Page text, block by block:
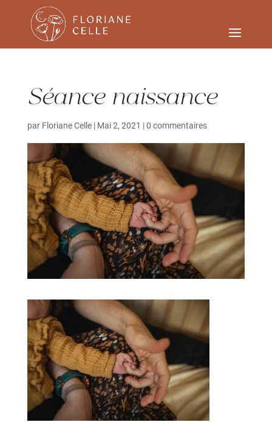
Séance naissance
par Floriane Celle| Mai 2, 2021 |0 commentaires